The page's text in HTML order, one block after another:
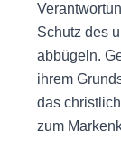
Schutz des
abbügeln.
ihrem
das
zum